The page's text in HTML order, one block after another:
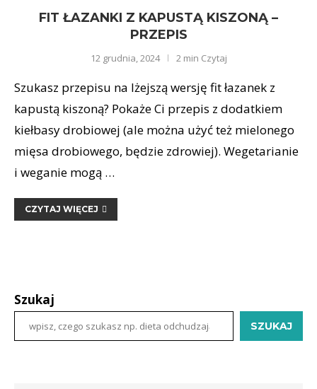
FIT ŁAZANKI Z KAPUSTĄ KISZONĄ –
PRZEPIS
12 grudnia, 2024 2 min Czytaj
Szukasz przepisu na lżejszą wersję fit łazanek z
kapustą kiszoną? Pokaże Ci przepis z dodatkiem
kiełbasy drobiowej (ale można użyć też mielonego
mięsa drobiowego, będzie zdrowiej). Wegetarianie
i weganie mogą …
CZYTAJ WIĘCEJ
Szukaj
SZUKAJ